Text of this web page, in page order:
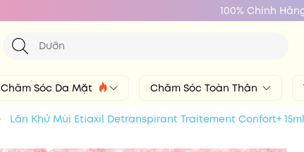
100% Chính
Chăm Sóc Da Mặt Chăm Sóc Toàn Thân
Lăn Khử Mùi Etiaxil Detranspirant Traitement Confort+